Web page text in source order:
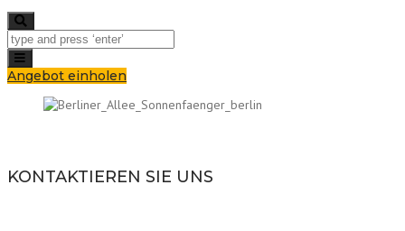
Toggle
navigation
Angebot einholen
KONTAKTIEREN SIE UNS